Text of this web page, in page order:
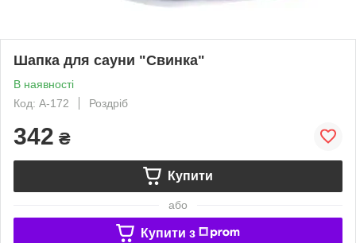
Шапка для сауни "Свинка"
В наявності
Код: A-172
Роздріб
342 ₴
Купити
або
Купити з